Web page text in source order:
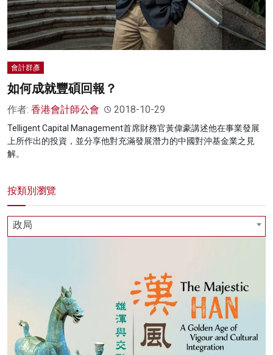
會計群彥
如何成就豐碩回報？
作者: 香港會計師公會 2018-10-29
Telligent Capital Management首席財務官黃偉豪講述他在事業發展
上所作出的投資，並分享他對充滿發展潛力的中國對沖基金業之見
解。
按類別瀏覽
政局